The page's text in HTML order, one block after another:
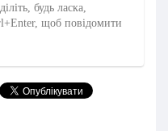
будь ласка,
щоб повідомити